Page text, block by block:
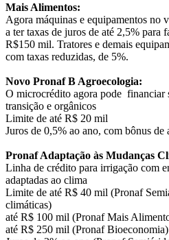
Mais Alimentos:
Agora máquinas e equipamentos no
a ter taxas de juros de até 2,5% para
R$150 mil. Tratores e demais
com taxas reduzidas, de 5%.
Novo Pronaf B Agroecologia:
O microcrédito agora pode financiar
transição e orgânicos
Limite de até R$ 20 mil
Juros de 0,5% ao ano, com bônus
Pronaf Adaptação às Mudanças
Linha de crédito para irrigação com
adaptadas ao clima
Limite de até R$ 40 mil (Pronaf
climáticas)
até R$ 100 mil (Pronaf Mais
até R$ 250 mil (Pronaf Bioeconomia)